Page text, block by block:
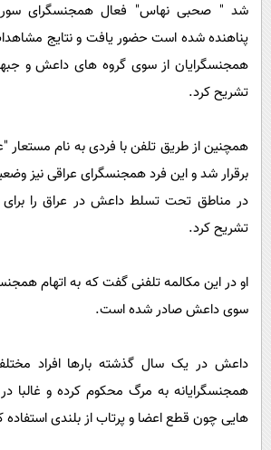
بین الملل
اجتماعی
شد " صحبی نهاس" فعال همجنسگرای
پناهنده شده است حضور یافت و نتایج
همجنسگرایان از سوی گروه های داعش و
تشریح کرد.
همچنین از طریق تلفن با فردی به نام مستعار
برقرار شد و این فرد همجنسگرای عراقی نیز
در مناطق تحت تسلط داعش در عراق را
تشریح کرد.
او در این مکالمه تلفنی گفت که به اتهام
سوی داعش صادر شده است.
داعش در یک سال گذشته بارها افراد
همجنسگرایانه به مرگ محکوم کرده و غالبا
هایی چون قطع اعضا و پرتاب از بلندی